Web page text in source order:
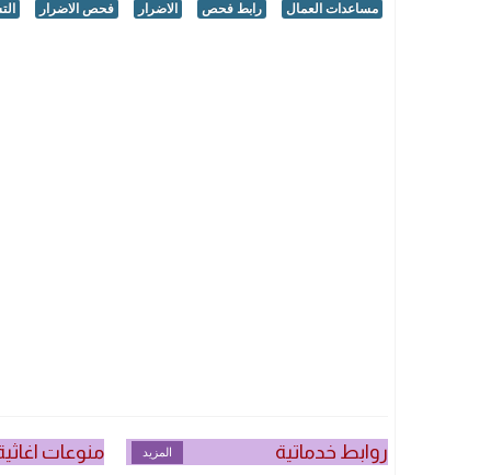
مساعدات العمال رابط فحص الاضرار فحص الاضرار
روابط خدماتية المزيد منوعات